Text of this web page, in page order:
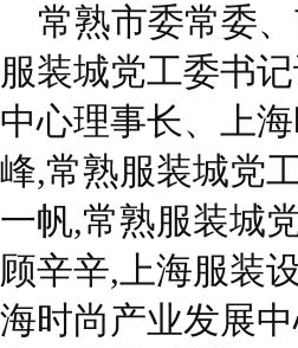
常熟市委常委
服装城党工委书
中心理事长、上
峰,常熟服装城党
一帆,常熟服装城
顾辛辛,上海服装
海时尚产业发展